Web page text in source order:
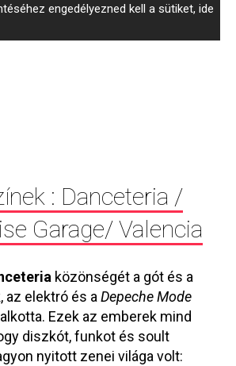
engedélyezned kell a sütiket, ide
: Danceteria /
Garage/ Valencia
közönségét a gót és a
az elektró és aDepeche Mode
Ezek az emberek mind
diszkót, funkot és soult
nyitott zenei világa volt: